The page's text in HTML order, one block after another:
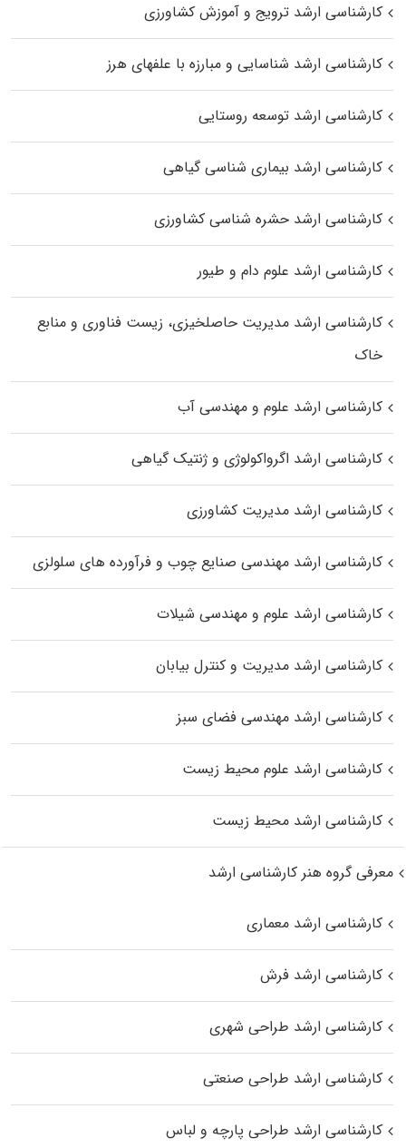
کارشناسی ارشد ترویج و آموزش کشاورزی
کارشناسی ارشد شناسایی و مبارزه با علفهای هرز
کارشناسی ارشد توسعه روستایی
کارشناسی ارشد بیماری‌ شناسی گیاهی
کارشناسی ارشد حشره‌ شناسی کشاورزی
کارشناسی ارشد علوم دام و طیور
کارشناسی ارشد مدیریت حاصلخیزی، زیست فناوری و منابع
خاک
کارشناسی ارشد علوم و مهندسی آب
کارشناسی ارشد اگرواکولوژی و ژنتیک گیاهی
کارشناسی ارشد مدیریت کشاورزی
کارشناسی ارشد مهندسی صنایع چوب و فرآورده‌ های سلولزی
کارشناسی ارشد علوم و مهندسی شیلات
کارشناسی ارشد مدیریت و کنترل بیابان
کارشناسی ارشد مهندسی فضای سبز
کارشناسی ارشد علوم محیط‌ زیست
کارشناسی ارشد محیط زیست
معرفی گروه هنر کارشناسی ارشد
کارشناسی ارشد معماری
کارشناسی ارشد فرش
کارشناسی ارشد طراحی شهری
کارشناسی ارشد طراحی صنعتی
کارشناسی ارشد طراحی پارچه و لباس